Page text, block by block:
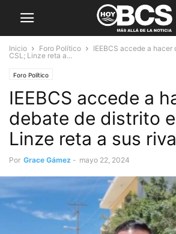
Inicio Foro Político
IEEBCS accede a
CSL; Linze reta a...
Foro Político
IEEBCS accede a
debate de distrito
Linze reta a sus
Por Grace Gámez - mayo 22, 2024